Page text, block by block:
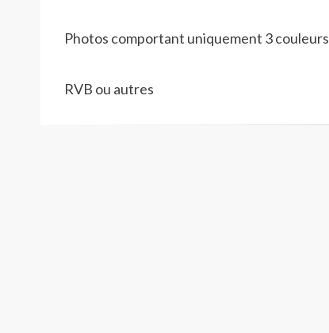
Photos comportant uniquement 3 couleurs
RVB ou autres